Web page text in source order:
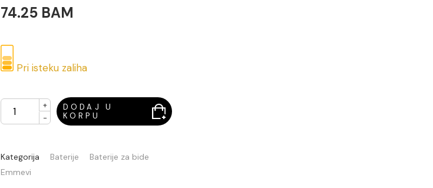
74.25 BAM
Pri isteku zaliha
+
-
DODAJ U
KORPU
Kategorija Baterije
Baterije za bide
Emmevi